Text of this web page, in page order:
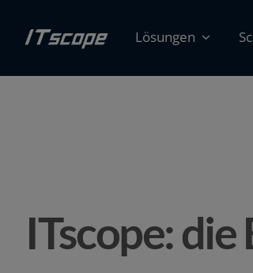
Inhalt
Lösungen
ITscope: die